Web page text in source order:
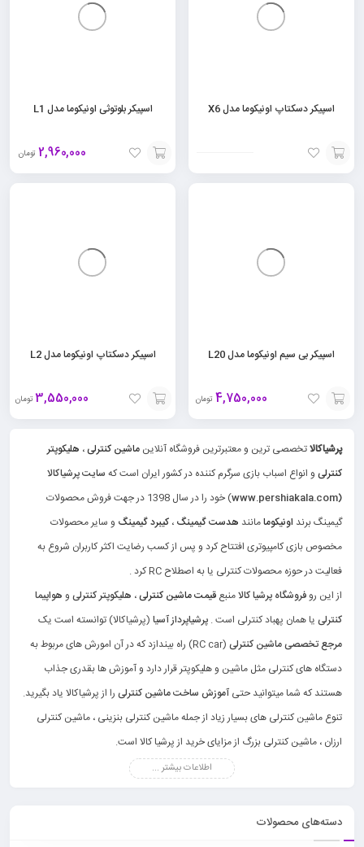
اسپیکر دسکتاپ اونیکوما مدل X6
افزودن
اسپیکر بلوتوثی اونیکوما مدل L1
2,960,000 تومان
افزودن
اسپیکر بی سیم اونیکوما مدل L20
4,750,000 تومان
افزودن
به
سبد
اسپیکر دسکتاپ اونیکوما مدل L2
3,550,000 تومان
افزودن
به
سبد
پرشیاکالاتخصصی ترین و معتبرترین فروشگاه آنلاین ماشین کنترلی، هلیکوپتر
کنترلی و انواع اسباب بازی سرگرم کننده در کشور ایران است که سایت پرشیاکالا
(www.pershiakala.com
) خود را در سال 1398 در جهت فروش محصولات
گیمینگ برند اونیکومامانند هدست گیمینگ ، کیبرد گیمینگ و سایر محصولات
مخصوص بازی کامپیوتری افتتاح کرد و پس از کسب رضایت اکثر کاربران شروع به
فعالیت در حوزه محصولات کنترلی یا به اصطلاح RC کرد .
از این روفروشگاه پرشیا کالامنبع قیمت ماشین کنترلی، هلیکوپتر کنترلی و هواپیما
کنترلی یا همان پهباد کنترلی است . پرشیاپرداز آسیا (پرشیاکالا) توانسته است یک
مرجع تخصصی ماشین کنترلی
(RC car) راه بیندازد که در آن امورش های مربوط به
دستگاه های کنترلی مثل ماشین و هلیکوپتر قرار دارد و آموزش ها بقدری جذاب
هستند که شما میتوانید حتی آموزش ساخت ماشین کنترلی را از پرشیاکالا یاد بگیرید.
تنوع ماشین کنترلی های بسیار زیاد از جمله ماشین کنترلی بنزینی ، ماشین کنترلی
ارزان ، ماشین کنترلی بزرگ از مزایای خرید از پرشیا کالا است.
اطلاعات بیشتر ...
دسته‌های محصولات